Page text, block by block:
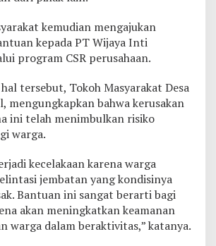
r
b
u
l
kemudian mengajukan
kepada PT Wijaya Inti
program CSR perusahaan.
tersebut, Tokoh Masyarakat Desa
mengungkapkan bahwa kerusakan
ini telah menimbulkan risiko
warga.
kecelakaan karena warga
jembatan yang kondisinya
Bantuan ini sangat berarti bagi
akan meningkatkan keamanan
warga dalam beraktivitas,” katanya.